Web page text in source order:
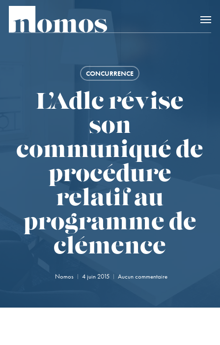
Skip
main
Accès rapide
CONCURRENCE
L’Adlc révise
son
communiqué de
procédure
relatif au
programme de
clémence
Nomos 4 juin 2015 Aucun commentaire